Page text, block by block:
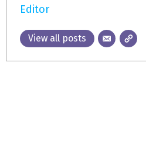
Editor
View all posts